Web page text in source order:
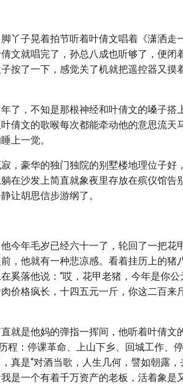
丫子晃着拍节听着叶倩文唱着《潇洒走
文就唱完了，孙总八成也听够了，便闭
按了一下，感觉关了机就把遥控器又摸
了，不知是那根神经和叶倩文的嗓子搭
倩文的歌喉每次都能牵动他的意思流天
上一觉。
，豪华的独门独院的别墅楼地理位子好
在沙发上简直就象夜里存放在殡仪馆告
让胡思信步游纲了。
今年毛岁已经六十一了，轮回了一把花
，他就有一种悲凉感。看着挂历上的猪
奚落他说：“哎，花甲老猪，今年是你
价格疯长，十四五元一斤，你这二百来
就是他妈的弹指一挥间，他听着叶倩文
程：停课革命、上山下乡、回城工作、
真是“对酒当歌，人生几何，譬如朝露，
是一个有着千万资产的老板，活着象是